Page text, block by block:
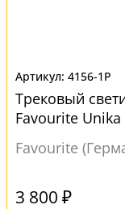
4156-1P
Трековый
Favourite Unika
Favourite
3 800 ₽